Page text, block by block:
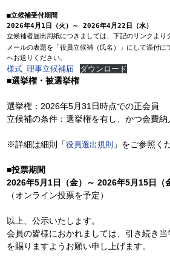
■立候補受付期間
2026年4月1日（火）～ 2026年4月22日（水）
立候補者届出用紙につきましては、下記のリンクより
メールの表題を「役員立候補（氏名）」にして添付に
へお送りください。
様式_理事立候補届 ダウンロード
■選挙権・被選挙権
選挙権：2026年5月31日時点での正会員
立候補の条件：選挙権を有し、かつ会費
※詳細は細則「役員選出規則 」をご参照く
■投票期間
2026年5月1日（金）～ 2026年5月15日（
（オンライン投票を予定）
以上、公示いたします。
会員の皆様におかれましては、引き続き
を賜りますようお願い申し上げます。